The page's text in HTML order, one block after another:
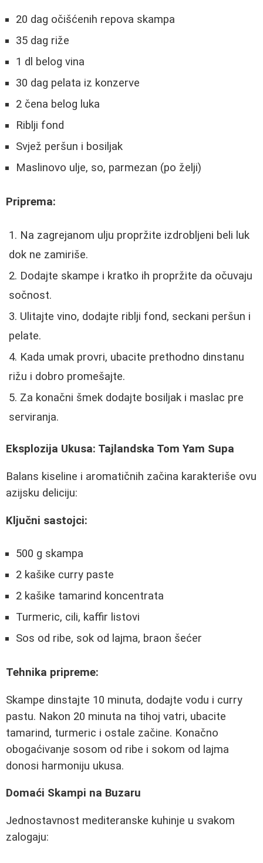
20 dag očišćenih repova skampa
35 dag riže
1 dl belog vina
30 dag pelata iz konzerve
2 čena belog luka
Riblji fond
Svjež peršun i bosiljak
Maslinovo ulje, so, parmezan (po želji)
Priprema:
Na zagrejanom ulju propržite izdrobljeni beli luk
dok ne zamiriše.
Dodajte skampe i kratko ih propržite da očuvaju
sočnost.
Ulitajte vino, dodajte riblji fond, seckani peršun i
pelate.
Kada umak provri, ubacite prethodno dinstanu
rižu i dobro promešajte.
Za konačni šmek dodajte bosiljak i maslac pre
serviranja.
Eksplozija Ukusa: Tajlandska Tom Yam Supa
Balans kiseline i aromatičnih začina karakteriše ovu
azijsku deliciju:
Ključni sastojci:
500 g skampa
2 kašike curry paste
2 kašike tamarind koncentrata
Turmeric, cili, kaffir listovi
Sos od ribe, sok od lajma, braon šećer
Tehnika pripreme:
Skampe dinstajte 10 minuta, dodajte vodu i curry
pastu. Nakon 20 minuta na tihoj vatri, ubacite
tamarind, turmeric i ostale začine. Konačno
obogaćivanje sosom od ribe i sokom od lajma
donosi harmoniju ukusa.
Domaći Skampi na Buzaru
Jednostavnost mediteranske kuhinje u svakom
zalogaju: